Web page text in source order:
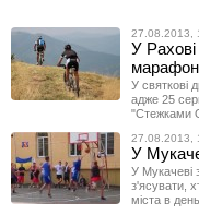
27.08.2013,
У
У святкові
адже 25
"Стежками
27.08.2013,
У
У Мукачеві
з'ясувати,
міста в